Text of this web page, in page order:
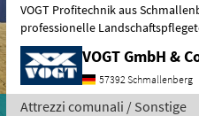
VOGT Profitechnik aus
professionelle Landschaftspflegetechnik = Mehrere
100 Servicepartner in Deutsch
VOGT GmbH &
57392 Schmallenberg
Attrezzi comunali / Sonstige